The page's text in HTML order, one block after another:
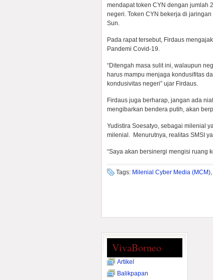
mendapat token CYN dengan jumlah
negeri. Token CYN bekerja di
Sun.
Pada rapat tersebut, Firdaus
Pandemi Covid-19.
“Ditengah masa sulit ini, walaupun
harus mampu menjaga kondusifitas
kondusivitas negeri” ujar Firdaus.
Firdaus juga berharap, jangan ada
mengibarkan bendera putih, akan
Yudistira Soesatyo, sebagai milenial
milenial. Menurutnya, realitas SMSI
“Saya akan bersinergi mengisi ruang
Tags: Milenial Cyber Media (MCM),
VivaBorneo
Artikel
Balikpapan